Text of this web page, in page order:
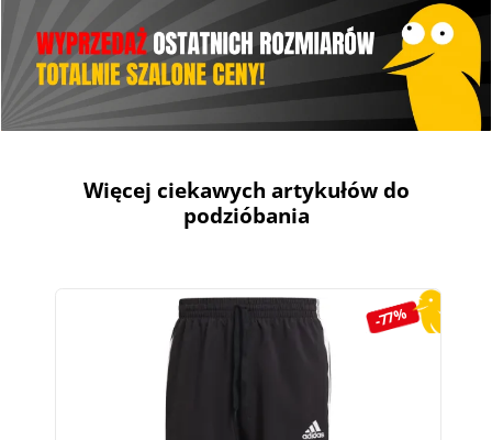
Więcej ciekawych artykułów do
podzióbania
Pomiń galerię produktów
-77%